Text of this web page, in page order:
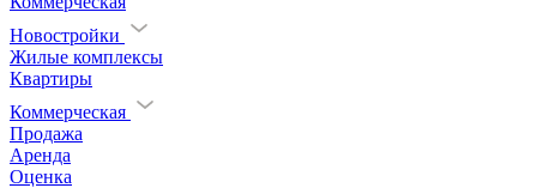
Новостройки
Жилые комплексы
Квартиры
Коммерческая
Продажа
Аренда
Оценка